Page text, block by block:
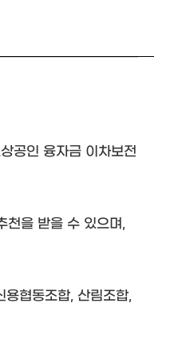
공인 융자금 이차보전
을 받을 수 있으며,
협동조합, 산림조합,